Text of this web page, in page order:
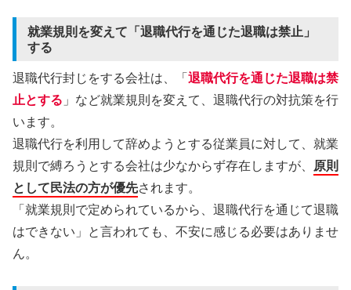
就業規則を変えて「退職代行を通じた退職は禁止」
する
退職代行封じをする会社は、「退職代行を通じた退職は禁
止とする 」など就業規則を変えて、退職代行の対抗策を行
います。
退職代行を利用して辞めようとする従業員に対して、就業
規則で縛ろうとする会社は少なからず存在しますが、 原則
として民法の方が優先されます。
「就業規則で定められているから、退職代行を通じて退職
はできない」と言われても、不安に感じる必要はありませ
ん。